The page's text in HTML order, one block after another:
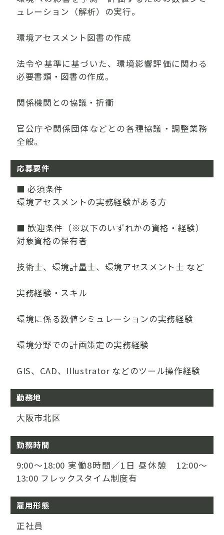
ュレーション（解析）の実行。
環境アセスメント図書の作成
法令や基準に基づいた、環境影響評価に関わる
必要書類・図書の作成。
関係機関との協議・折衝
官公庁や関係団体などとの各種協議・調整業務
全般。
応募要件
■ 必須条件
環境アセスメントの実務経験がある方
■ 歓迎条件（※以下のいずれかの資格・経験）
対象資格の保有者
技術士、環境計量士、環境アセスメント士 など
実務経験・スキル
環境に係る数値シミュレーションの実務経験
環境分野での計画策定の実務経験
GIS、CAD、Illustrator などのツール操作経験
勤務地
大阪市北区
勤務時間
9:00～18:00 実働8時間／1日 昼休憩 12:00～
13:00 フレックスタイム制度有
雇用形態
正社員